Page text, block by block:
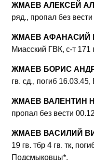
ЖМАЕВ АЛЕКСЕЙ
ряд., пропал без
ЖМАЕВ АФАНАСИЙ
Миасский ГВК, с-т 171
ЖМАЕВ БОРИС
гв. сд., погиб
ЖМАЕВ ВАЛЕНТИН
пропал без вести
ЖМАЕВ ВАСИЛИЙ
19 гв. тбр 4 гв. тк,
Подсмыковцы*.